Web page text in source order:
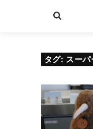
タグ: スー